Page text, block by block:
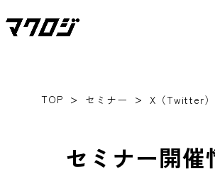
TOP > セミナー > X（Twitter）
セミナー開催